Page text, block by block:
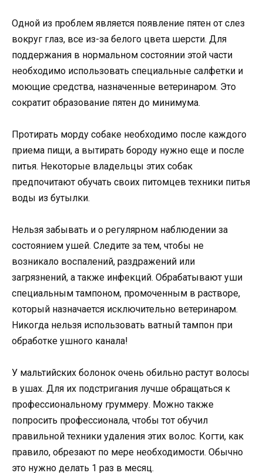
Одной из проблем является появление пятен от слез
вокруг глаз, все из-за белого цвета шерсти. Для
поддержания в нормальном состоянии этой части
необходимо использовать специальные салфетки и
моющие средства, назначенные ветеринаром. Это
сократит образование пятен до минимума.
Протирать морду собаке необходимо после каждого
приема пищи, а вытирать бороду нужно еще и после
питья. Некоторые владельцы этих собак
предпочитают обучать своих питомцев техники питья
воды из бутылки.
Нельзя забывать и о регулярном наблюдении за
состоянием ушей. Следите за тем, чтобы не
возникало воспалений, раздражений или
загрязнений, а также инфекций. Обрабатывают уши
специальным тампоном, промоченным в растворе,
который назначается исключительно ветеринаром.
Никогда нельзя использовать ватный тампон при
обработке ушного канала!
У мальтийских болонок очень обильно растут волосы
в ушах. Для их подстригания лучше обращаться к
профессиональному груммеру. Можно также
попросить профессионала, чтобы тот обучил
правильной техники удаления этих волос. Когти, как
правило, обрезают по мере необходимости. Обычно
это нужно делать 1 раз в месяц.